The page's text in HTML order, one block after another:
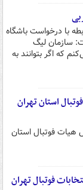
با درخواست باشگاه
سازمان لیگ
که اگر بتوانند به
استان تهران
هیات فوتبال استان
فوتبال تهران